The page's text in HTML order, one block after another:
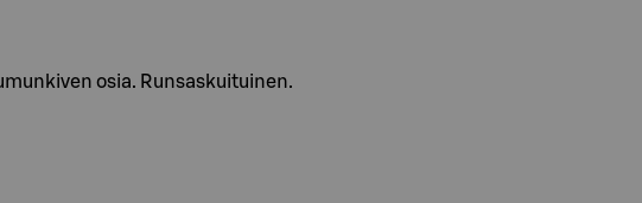
osia. Runsaskuituinen.